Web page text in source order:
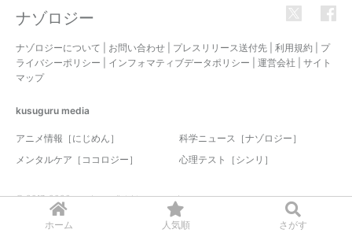
ホーム 人気順 さがす
ナゾロジー
ナゾロジーについて お問い合わせ プレスリリース送付先 利用規約
プ
ライバシーポリシー
インフォマティブデータポリシー 運営会社
サイト
マップ
kusuguru media
アニメ情報［にじめん］
科学ニュース［ナゾロジー］
メンタルケア［ココロジー］
心理テスト［シンリ］
© 2017-2026 nazology. all rights reserved.